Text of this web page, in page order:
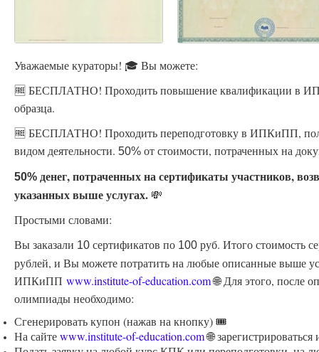
Уважаемые кураторы! 🎓 Вы можете:
🆓 БЕСПЛАТНО! Проходить повышение квалификации в
образца.
🆓 БЕСПЛАТНО! Проходить переподготовку в ИПКиПП,
видом деятельности. 50% от стоимости, потраченных на
50% денег, потраченных на сертификаты участников,
указанных выше услугах. 💸
Простыми словами:
Вы заказали 10 сертификатов по 100 руб. Итого стоимость
рублей, и Вы можете потратить на любые описанные выше
ИПКиПП www.institute-of-education.com🌐 Для этого, после
олимпиады необходимо:
Сгенерировать купон (нажав на кнопку) 🎟️
На сайтеwww.institute-of-education.com🌐